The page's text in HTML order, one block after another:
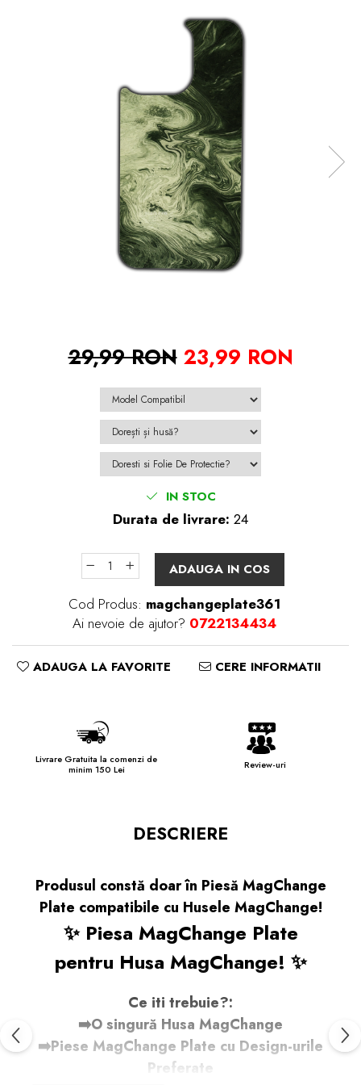
29,99 RON 23,99 RON
IN STOC
Durata de livrare: 24
ADAUGA IN COS
Cod Produs: magchangeplate361
Ai nevoie de ajutor? 0722134434
ADAUGA LA FAVORITE CERE INFORMATII
Livrare Gratuita la comenzi de
minim 150 Lei
Review-uri
DESCRIERE
Produsul constă doar în Piesă MagChange
Plate compatibile cu Husele MagChange!
✨ Piesa MagChange Plate
pentru Husa MagChange! ✨
Ce iti trebuie?:
➡️O singură Husa MagChange
➡️Piese MagChange Plate cu Design-urile
Preferate